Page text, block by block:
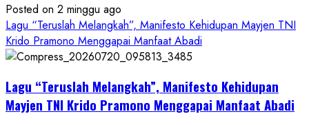
Posted on 2 minggu ago
Lagu “Teruslah Melangkah”, Manifesto Kehidupan Mayjen TNI
Krido Pramono Menggapai Manfaat Abadi
Lagu “Teruslah Melangkah”, Manifesto Kehidupan
Mayjen TNI Krido Pramono Menggapai Manfaat Abadi